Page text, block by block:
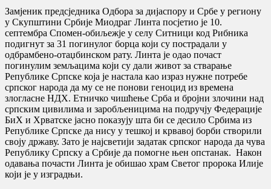
Замјеник предсједника Одбора за дијаспору и Србе у региону
у Скупштини Србије Миодраг Линта посјетио је 10.
септембра Спомен-обиљежје у селу Ситници код Рибника
подигнут за 31 погинулог борца који су пострадали у
одбрамбено-отаџбинском рату. Линта је одао почаст
погинулим земљацима који су дали живот за стварање
Републике Српске која је настала као израз нужне потребе
српског народа да му се не понови геноцид из времена
злогласне НДХ. Етничко чишћење Срба и бројни злочини над
српским цивилима и заробљеницима на подручју Федерације
БиХ и Хрватске јасно показују шта би се десило Србима из
Републике Српске да нису у тешкој и крвавој борби створили
своју државу. Зато је најсветији задатак српског народа да чува
Републику Српску а Србије да помогне њен опстанак. Након
одавања почасти Линта је обишао храм Светог пророка Илије
који је у изградњи.